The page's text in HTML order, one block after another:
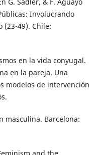
Involucrando
(23-49). Chile:
en la vida conyugal.
en la pareja. Una
modelos de intervención
masculina. Barcelona: